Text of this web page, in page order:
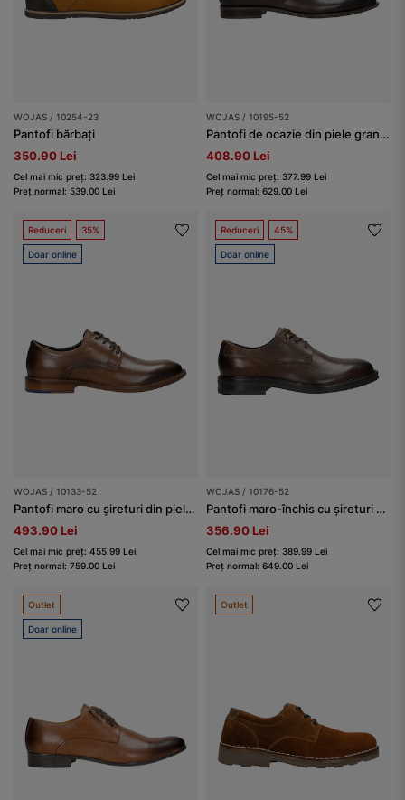
WOJAS / 10254-23
Pantofi bărbați
350.90 Lei
Cel mai mic preț: 323.99 Lei
Preț normal: 539.00 Lei
WOJAS / 10195-52
Pantofi de ocazie din piele granulată bărbați
408.90 Lei
Cel mai mic preț: 377.99 Lei
Preț normal: 629.00 Lei
Reduceri 35%
Doar online
WOJAS / 10133-52
Pantofi maro cu șireturi din piele granulată bărbați
493.90 Lei
Cel mai mic preț: 455.99 Lei
Preț normal: 759.00 Lei
Reduceri 45%
Doar online
WOJAS / 10176-52
Pantofi maro-închis cu șireturi din piele granulată bărbați
356.90 Lei
Cel mai mic preț: 389.99 Lei
Preț normal: 649.00 Lei
Outlet
Doar online
Outlet